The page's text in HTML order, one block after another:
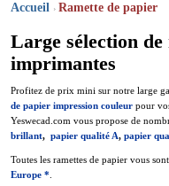
Accueil Ramette de papier
Large sélection
imprimantes
Profitez de prix mini sur notre large
de papier impression couleur pour
Yeswecad.com vous propose de
brillant, papier qualité A, papier
Toutes les ramettes de papier vous
Europe *